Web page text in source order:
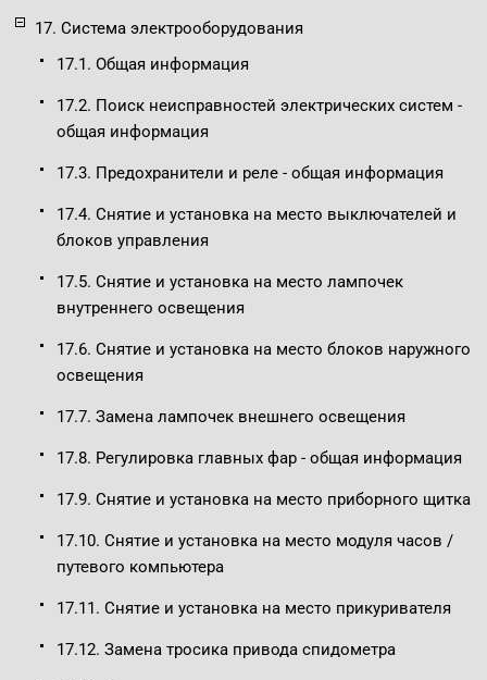
17. Система электрооборудования
17.1. Общая информация
17.2. Поиск неисправностей электрических систем -
общая информация
17.3. Предохранители и реле - общая информация
17.4. Снятие и установка на место выключателей и
блоков управления
17.5. Снятие и установка на место лампочек
внутреннего освещения
17.6. Снятие и установка на место блоков наружного
освещения
17.7. Замена лампочек внешнего освещения
17.8. Регулировка главных фар - общая информация
17.9. Снятие и установка на место приборного щитка
17.10. Снятие и установка на место модуля часов /
путевого компьютера
17.11. Снятие и установка на место прикуривателя
17.12. Замена тросика привода спидометра